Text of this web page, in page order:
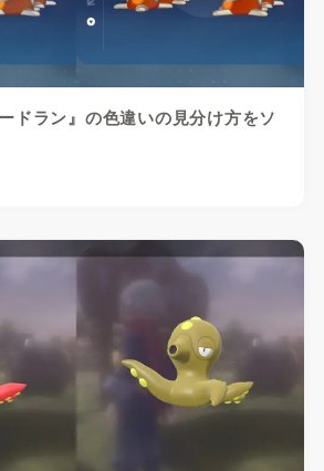
ドラン』の色違いの見分け方をソ